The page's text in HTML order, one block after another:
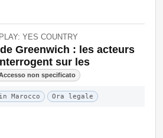
YES COUNTRY
Greenwich : les acteurs
sur les
non specificato
Marocco Ora legale